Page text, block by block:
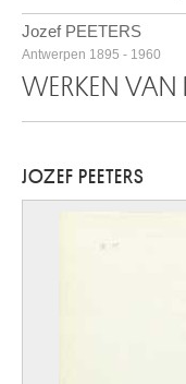
Jozef PEETERS
Antwerpen 1895 - 1960
WERKEN VAN
JOZEF PEETERS